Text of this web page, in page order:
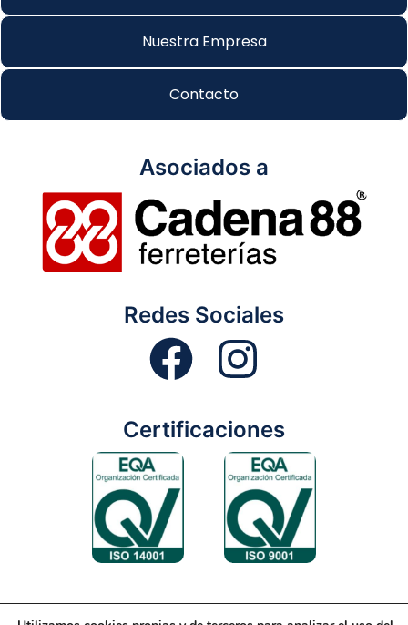
Nuestra Empresa
Contacto
Asociados a
Redes Sociales
Certificaciones